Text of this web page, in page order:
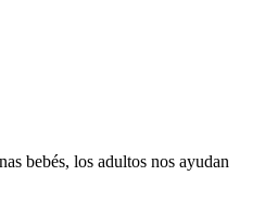
bebés, los adultos nos ayudan